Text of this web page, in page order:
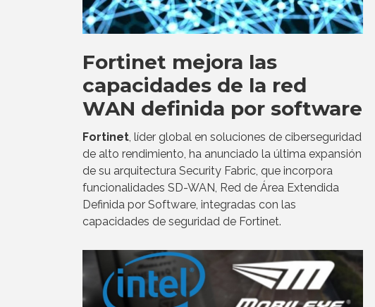
Fortinet mejora las
capacidades de la red
WAN definida por software
Fortinet, líder global en soluciones de ciberseguridad
de alto rendimiento, ha anunciado la última expansión
de su arquitectura Security Fabric, que incorpora
funcionalidades SD-WAN, Red de Área Extendida
Definida por Software, integradas con las
capacidades de seguridad de Fortinet.